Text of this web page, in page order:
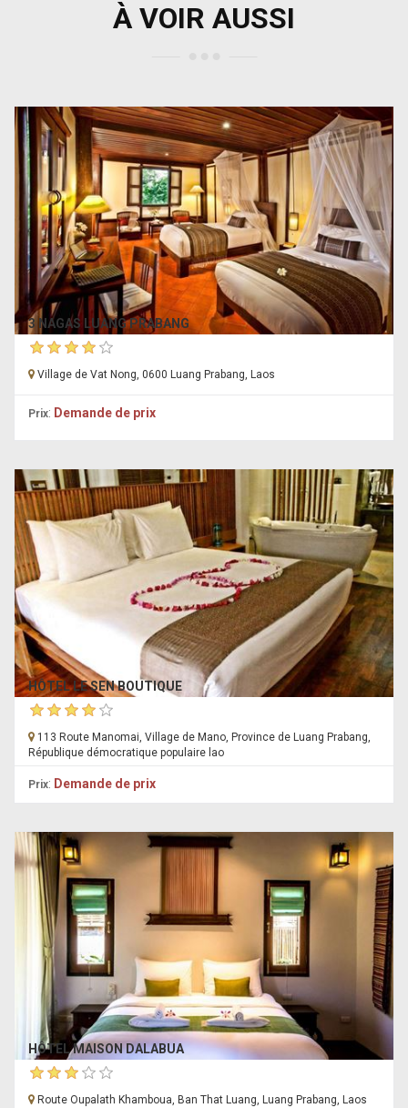
À VOIR AUSSI
3 NAGAS LUANG PRABANG
Village de Vat Nong, 0600 Luang Prabang, Laos
Prix: Demande de prix
HÔTEL LE SEN BOUTIQUE
113 Route Manomai, Village de Mano, Province de Luang Prabang,
République démocratique populaire lao
Prix: Demande de prix
HÔTEL MAISON DALABUA
Route Oupalath Khamboua, Ban That Luang, Luang Prabang, Laos